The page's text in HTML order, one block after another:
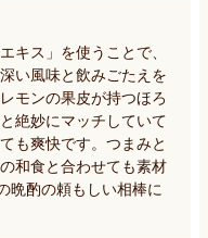
キス」を使うことで、
い風味と飲みごたえを
モンの果皮が持つほろ
絶妙にマッチしていて
も爽快です。つまみと
和食と合わせても素材
晩酌の頼もしい相棒に